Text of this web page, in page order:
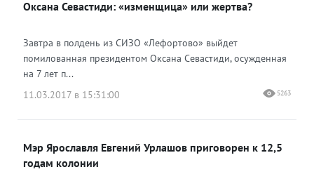
Оксана Севастиди: «изменщица» или жертва?
Завтра в полдень из СИЗО «Лефортово» выйдет
помилованная президентом Оксана Севастиди, осужденная
на 7 лет п...
11.03.2017 в 15:31:00
5263
Мэр Ярославля Евгений Урлашов приговорен к 12,5
годам колонии